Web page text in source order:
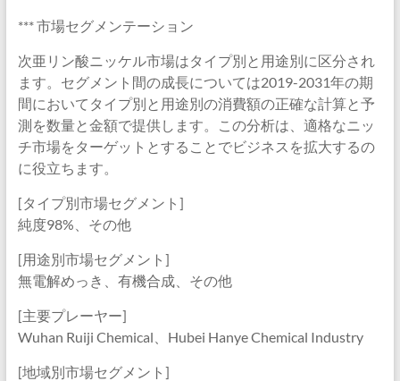
*** 市場セグメンテーション
次亜リン酸ニッケル市場はタイプ別と用途別に区分され
ます。セグメント間の成長については2019-2031年の期
間においてタイプ別と用途別の消費額の正確な計算と予
測を数量と金額で提供します。この分析は、適格なニッ
チ市場をターゲットとすることでビジネスを拡大するの
に役立ちます。
[タイプ別市場セグメント]
純度98%、その他
[用途別市場セグメント]
無電解めっき、有機合成、その他
[主要プレーヤー]
Wuhan Ruiji Chemical、Hubei Hanye Chemical Industry
[地域別市場セグメント]